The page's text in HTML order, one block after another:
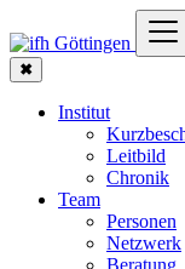
✖
Institut
Leitbild
Chronik
Team
Personen
Netzwerk
Beratung